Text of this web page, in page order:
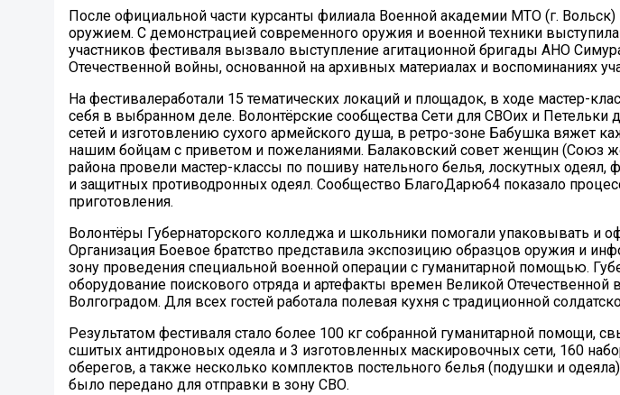
После официальной части курсанты филиала Военной академии МТО (г.
оружием. С демонстрацией современного оружия и военной техники
участников фестиваля вызвало выступление агитационной бригады АНО
Отечественной войны, основанной на архивных материалах и воспоминаниях
На фестивалеработали 15 тематических локаций и площадок, в ходе мастер-
себя в выбранном деле. Волонтёрские сообщества Сети для СВОих и Петельки
сетей и изготовлению сухого армейского душа, в ретро-зоне Бабушка вяжет
нашим бойцам с приветом и пожеланиями. Балаковский совет женщин (Союз
района провели мастер-классы по пошиву нательного белья, лоскутных одеял,
и защитных противодронных одеял. Сообщество БлагоДарю64 показало
приготовления.
Волонтёры Губернаторского колледжа и школьники помогали упаковывать и
Организация Боевое братство представила экспозицию образцов оружия и
зону проведения специальной военной операции с гуманитарной помощью.
оборудование поискового отряда и артефакты времен Великой
Волгоградом. Для всех гостей работала полевая кухня с традиционной
Результатом фестиваля стало более 100 кг собранной гуманитарной помощи,
сшитых антидроновых одеяла и 3 изготовленных маскировочных сети, 160
оберегов, а также несколько комплектов постельного белья (подушки и
было передано для отправки в зону СВО.